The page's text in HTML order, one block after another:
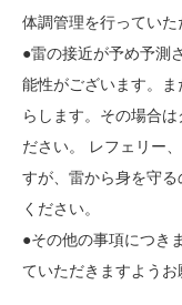
体調管理を行っていた
●雷の接近が予め予測
能性がございます。
らします。その場合
ださい。 レフェリー
すが、雷から身を守
ください。
●その他の事項につき
ていただきますようお